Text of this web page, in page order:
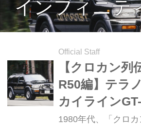
インフィニテ
Official Staff
【クロカン列
R50編】テラ
カイライン
ステムを投入
1980年代、「クロカ